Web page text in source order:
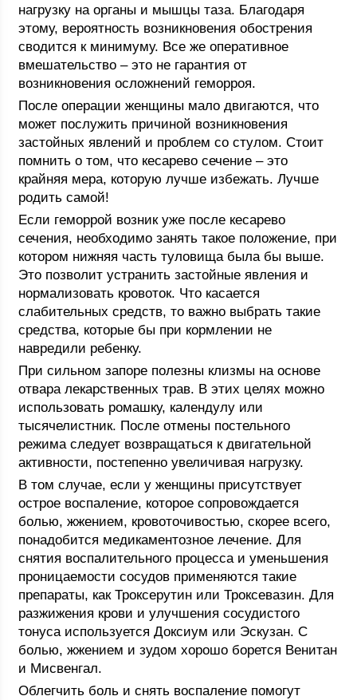
нагрузку на органы и мышцы таза. Благодаря
этому, вероятность возникновения обострения
сводится к минимуму. Все же оперативное
вмешательство – это не гарантия от
возникновения осложнений геморроя.
После операции женщины мало двигаются, что
может послужить причиной возникновения
застойных явлений и проблем со стулом. Стоит
помнить о том, что кесарево сечение – это
крайняя мера, которую лучше избежать. Лучше
родить самой!
Если геморрой возник уже после кесарево
сечения, необходимо занять такое положение, при
котором нижняя часть туловища была бы выше.
Это позволит устранить застойные явления и
нормализовать кровоток. Что касается
слабительных средств, то важно выбрать такие
средства, которые бы при кормлении не
навредили ребенку.
При сильном запоре полезны клизмы на основе
отвара лекарственных трав. В этих целях можно
использовать ромашку, календулу или
тысячелистник. После отмены постельного
режима следует возвращаться к двигательной
активности, постепенно увеличивая нагрузку.
В том случае, если у женщины присутствует
острое воспаление, которое сопровождается
болью, жжением, кровоточивостью, скорее всего,
понадобится медикаментозное лечение. Для
снятия воспалительного процесса и уменьшения
проницаемости сосудов применяются такие
препараты, как Троксерутин или Троксевазин. Для
разжижения крови и улучшения сосудистого
тонуса используется Доксиум или Эскузан. С
болью, жжением и зудом хорошо борется Венитан
и Мисвенгал.
Облегчить боль и снять воспаление помогут